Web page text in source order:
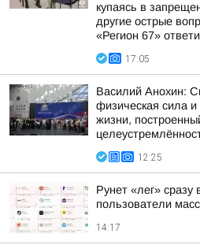
купаясь в
другие острые
«Регион 67»
17:05
Василий Анохин:
физическая сила и
жизни,
12:25
Рунет «лег» сразу
пользователи
14:17